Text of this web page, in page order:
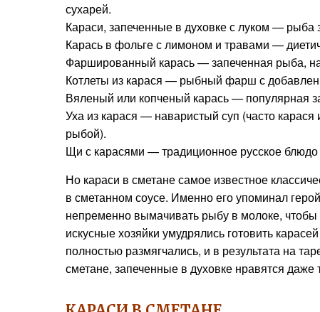
сухарей.
Караси, запеченные в духовке с луком — рыба
Карась в фольге с лимоном и травами —
Фаршированный карась — запеченная рыба,
Котлеты из карася — рыбный фарш с
Вяленый или копченый карась — популярная
Уха из карася — наваристый суп (часто
рыбой).
Щи с карасями — традиционное русское
Но караси в сметане самое известное
в сметанном соусе. Именно его упоминал
непременно вымачивать рыбу в молоке, чтобы
искусные хозяйки умудрялись готовить
полностью размягчались, и в результата на
сметане, запеченные в духовке нравятся